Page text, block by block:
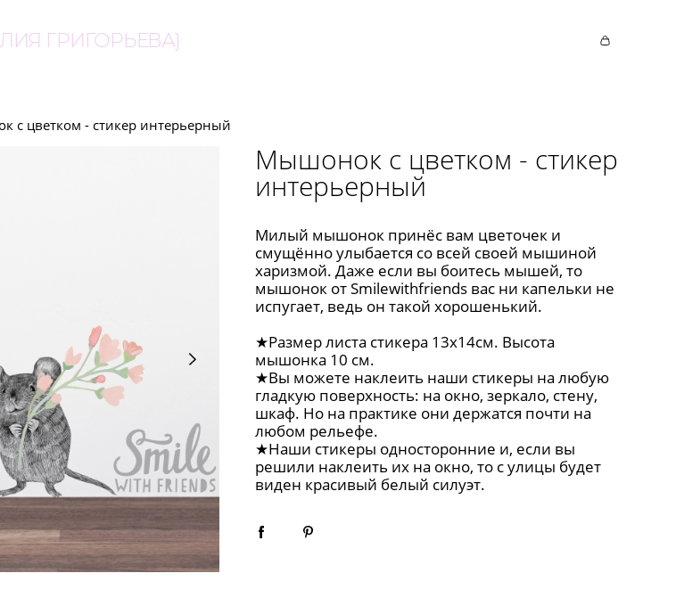
ГРИГОРЬЕВА}
с цветком - стикер интерьерный
Мышонок с цветком - стикер
интерьерный
Милый мышонок принёс вам цветочек и
смущённо улыбается со всей своей мышиной
харизмой. Даже если вы боитесь мышей, то
мышонок от Smilewithfriends вас ни капельки не
испугает, ведь он такой хорошенький.
★Размер листа стикера 13х14см. Высота
мышонка 10 см.
★Вы можете наклеить наши стикеры на любую
гладкую поверхность: на окно, зеркало, стену,
шкаф. Но на практике они держатся почти на
любом рельефе.
★Наши стикеры односторонние и, если вы
решили наклеить их на окно, то с улицы будет
виден красивый белый силуэт.